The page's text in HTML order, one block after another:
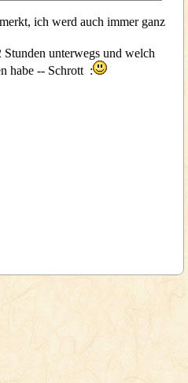
ich werd auch immer ganz
unterwegs und welch
habe -- Schrott :